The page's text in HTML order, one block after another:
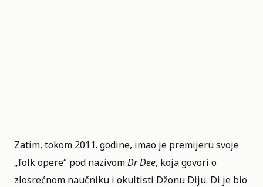
Zatim, tokom 2011. godine, imao je premijeru svoje
„folk opere“ pod nazivomDr Dee, koja govori o
zlosrećnom naučniku i okultisti Džonu Diju. Di je bio